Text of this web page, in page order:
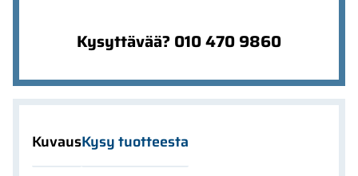
Kysyttävää? 010 470 9860
KuvausKysy tuotteesta